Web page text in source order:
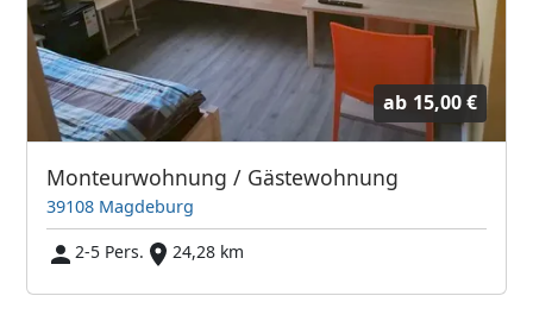
ab 15,00 €
Monteurwohnung / Gästewohnung
39108 Magdeburg
2-5 Pers.
24,28 km